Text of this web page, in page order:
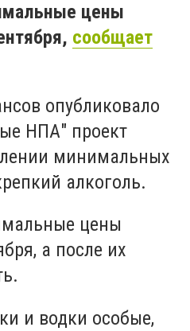
цены
сообщает
опубликовало
НПА" проект
минимальных
алкоголь.
цены
а после их
и водки особые,